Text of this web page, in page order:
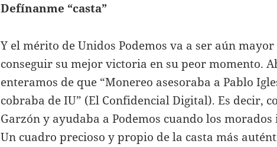
Defínanme “casta”
Y el mérito de Unidos Podemos va a ser aún
conseguir su mejor victoria en su peor momento.
enteramos de que “Monereo asesoraba a Pablo
cobraba de IU” (El Confidencial Digital). Es decir,
Garzón y ayudaba a Podemos cuando los
Un cuadro precioso y propio de la casta más